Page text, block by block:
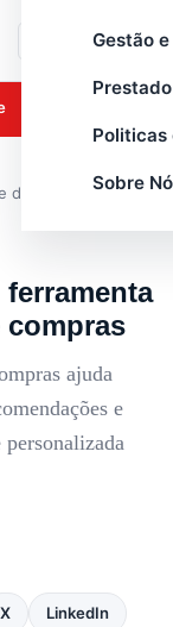
Gestão
Politicas
Sobre
de pesquisa de
ajuda
e
X LinkedIn